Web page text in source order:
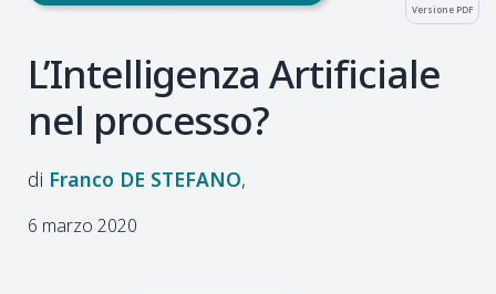
Versione PDF
L’Intelligenza Artificiale
nel processo?
Franco DE STEFANO
6 marzo 2020